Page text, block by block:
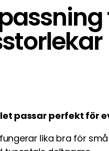
passar perfekt för
lika bra för